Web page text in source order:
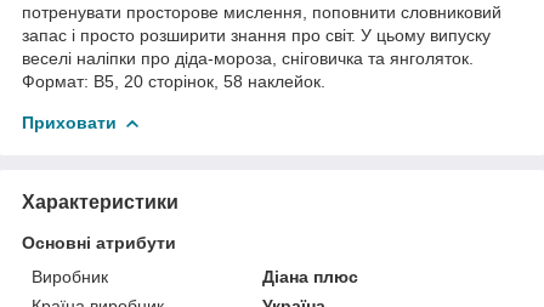
потренувати просторове мислення, поповнити словниковий
запас і просто розширити знання про світ. У цьому випуску
веселі наліпки про діда-мороза, сніговичка та янголяток.
Формат: В5, 20 сторінок, 58 наклейок.
Приховати
Характеристики
Основні атрибути
Виробник
Діана плюс